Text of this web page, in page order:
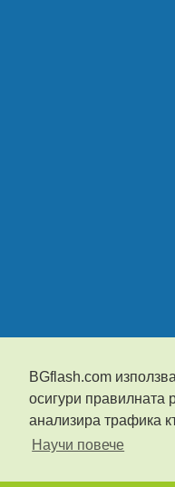
BGflash.com
осигури правилната
анализира трафика
Научи повече